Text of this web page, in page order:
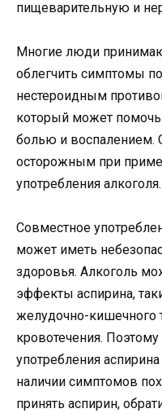
пищеварительную и
Многие люди
облегчить симптомы
нестероидным
который может помочь
болью и воспалением.
осторожным при
употребления алкоголя.
Совместное
может иметь
здоровья. Алкоголь
эффекты аспирина,
желудочно-кишечного
кровотечения.
употребления
наличии симптомов
принять аспирин,